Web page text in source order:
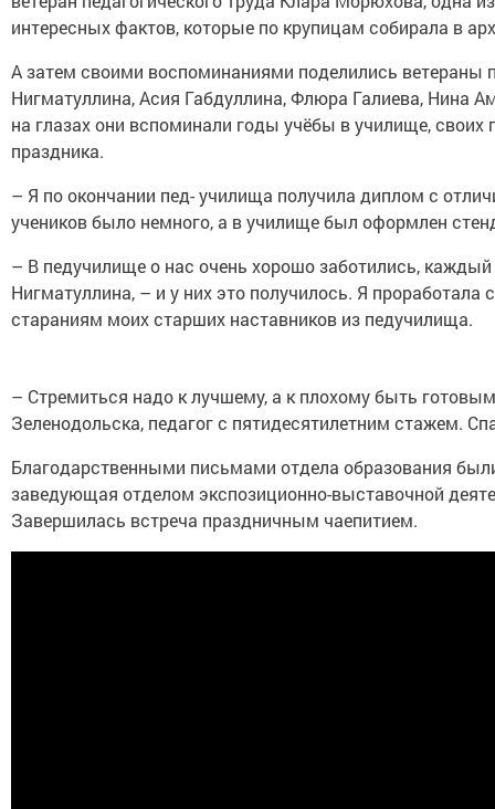
интересных фактов, которые по крупицам собирала в
А затем своими воспоминаниями поделились ветераны
Нигматуллина, Асия Габдуллина, Флюра Галиева, Нина
на глазах они вспоминали годы учёбы в училище,
праздника.
– Я по окончании пед- училища получила диплом с
учеников было немного, а в училище был оформлен
– В педучилище о нас очень хорошо заботились,
Нигматуллина, – и у них это получилось. Я
стараниям моих старших наставников из педучилища.
– Стремиться надо к лучшему, а к плохому быть
Зеленодольска, педагог с пятидесятилетним стажем.
Благодарственными письмами отдела образования
заведующая отделом экспозиционно-выставочной
Завершилась встреча праздничным чаепитием.